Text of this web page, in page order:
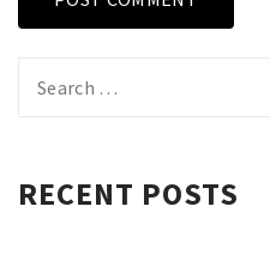
for:
RECENT POSTS